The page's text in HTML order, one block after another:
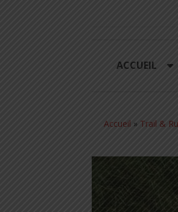
ACCUEIL
Accueil » Trail &